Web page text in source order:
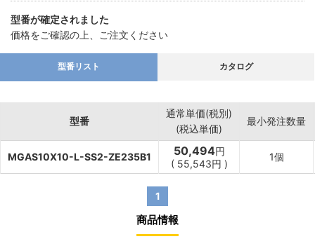
型番が確定されました
価格をご確認の上、ご注文ください
型番リスト カタログ
型番
通常単価(税別)
(税込単価)
最小発注数量
MGAS10X10-L-SS2-ZE235B1 50,494円
( 55,543円 )
1個
1
商品情報